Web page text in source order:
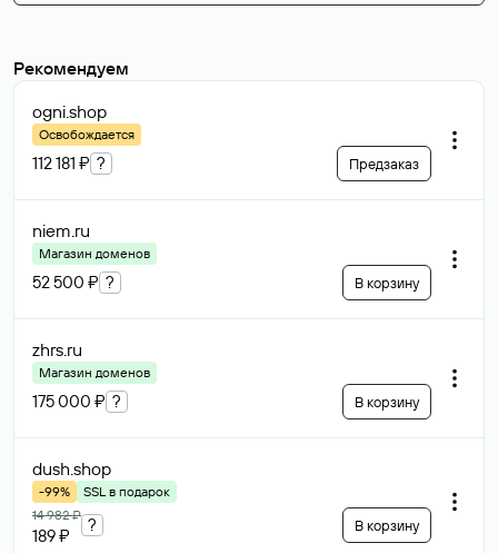
Рекомендуем
ogni.shop
Освобождается
112 181 ₽ ? Предзаказ
niem.ru
Магазин доменов
52 500 ₽ ? В корзину
zhrs.ru
Магазин доменов
175 000 ₽ ? В корзину
dush.shop
-99%
SSL в подарок
14 982 ₽
189 ₽
? В корзину